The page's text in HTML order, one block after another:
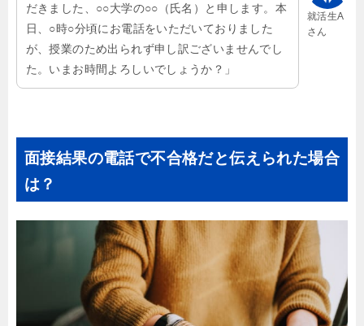
就活生A
さん
だきました、○○大学の○○（氏名）と申します。本
日、○時○分頃にお電話をいただいておりました
が、授業のため出られず申し訳ございませんでし
た。いまお時間よろしいでしょうか？」
面接結果の電話で不合格だと伝えられた場合
は？